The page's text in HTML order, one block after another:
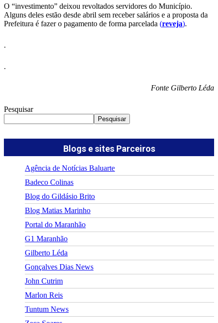
O “investimento” deixou revoltados servidores do Município.
Alguns deles estão desde abril sem receber salários e a proposta da
Prefeitura é fazer o pagamento de forma parcelada (reveja).
.
.
Fonte Gilberto Léda
Pesquisar
Pesquisar
Blogs e sites Parceiros
Agência de Notícias Baluarte
Badeco Colinas
Blog do Gildásio Brito
Blog Matias Marinho
Portal do Maranhão
G1 Maranhão
Gilberto Léda
Gonçalves Dias News
John Cutrim
Marlon Reis
Tuntum News